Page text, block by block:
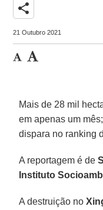
share
21 Outubro 2021
Mais de 28 mil
em apenas um
dispara no ranking
A reportagem é de
Instituto
A destruição no